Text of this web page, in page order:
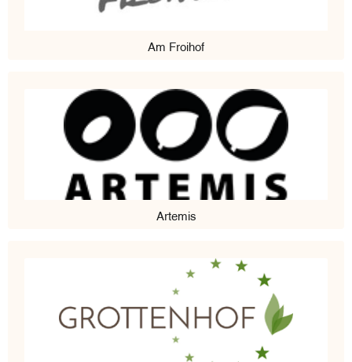
Am Froihof
Artemis